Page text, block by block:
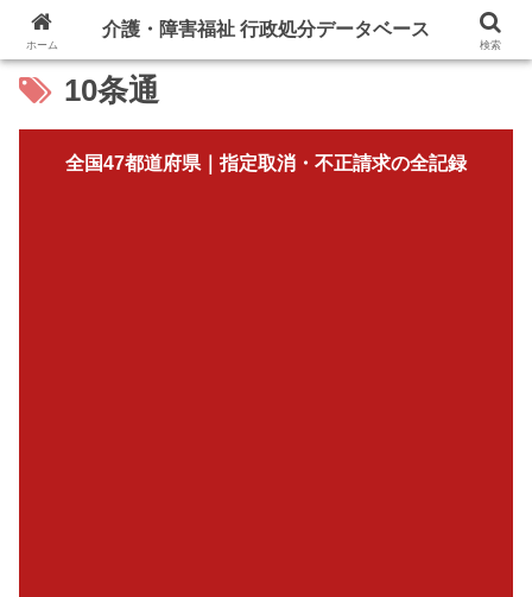
10条通
全国47都道府県｜指定取消・不正請求の全記録
ホーム
介護・障害福祉 行政処分データベース
検索